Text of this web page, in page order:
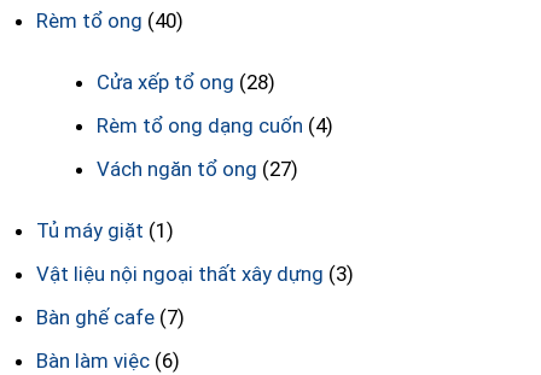
Rèm tổ ong (40)
Cửa xếp tổ ong (28)
Rèm tổ ong dạng cuốn (4)
Vách ngăn tổ ong (27)
Tủ máy giặt (1)
Vật liệu nội ngoại thất xây dựng (3)
Bàn ghế cafe (7)
Bàn làm việc (6)